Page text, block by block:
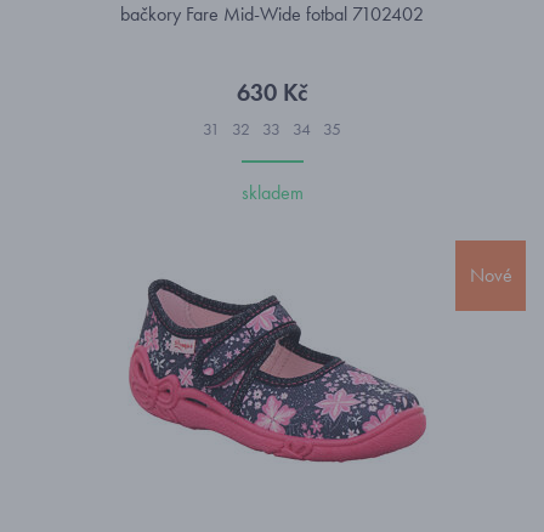
bačkory Fare Mid-Wide fotbal 7102402
630 Kč
31 32 33 34 35
skladem
Nové